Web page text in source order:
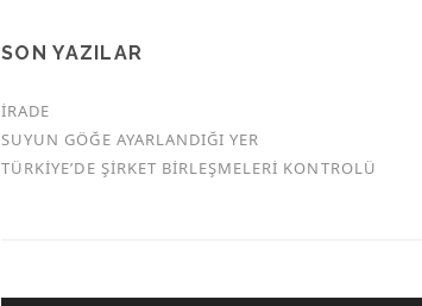
SON YAZILAR
İRADE
SUYUN GÖĞE AYARLANDIĞI YER
TÜRKİYE’DE ŞİRKET BİRLEŞMELERİ KONTROLÜ